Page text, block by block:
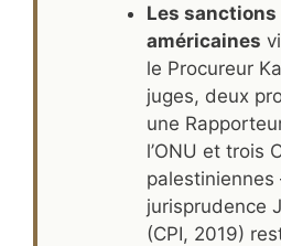
Les sanctions
américaines
le Procureur
juges, deux
une
l’ONU et trois
jurisprudence
(CPI, 2019)